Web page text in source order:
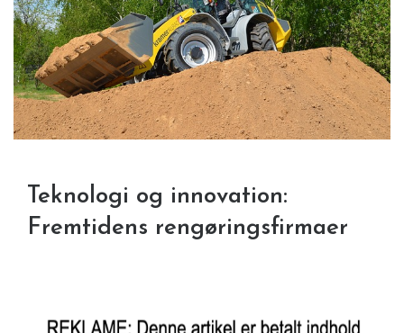
Teknologi og innovation:
Fremtidens rengøringsfirmaer